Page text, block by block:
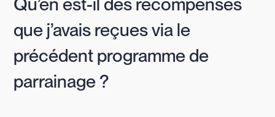
que j’avais reçues via le
précédent programme de
parrainage ?